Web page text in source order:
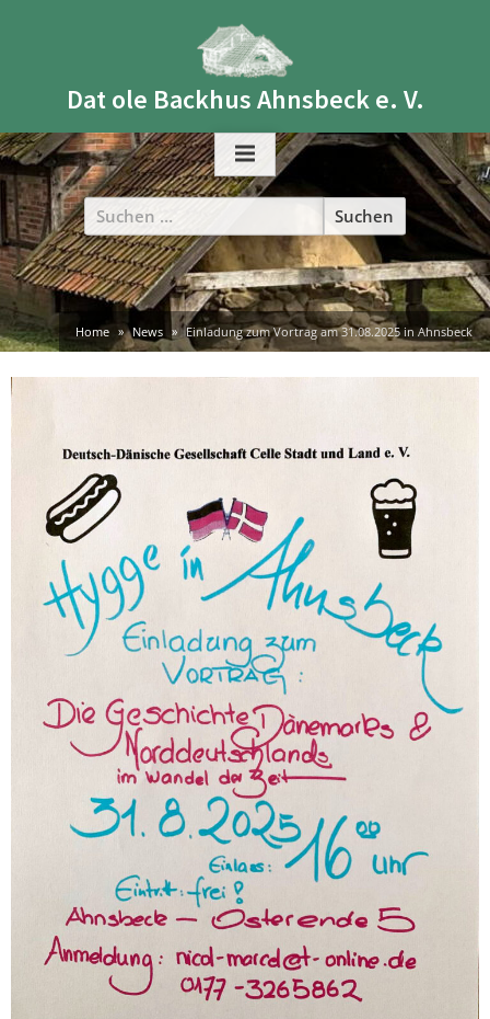
Dat ole Backhus Ahnsbeck e. V.
Suchen
nach:
Home News Einladung zum Vortrag am 31.08.2025 in Ahnsbeck